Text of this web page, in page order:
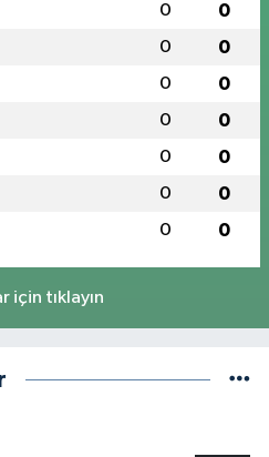
0 0
0 0
0 0
0 0
0 0
0 0
0 0
için tıklayın